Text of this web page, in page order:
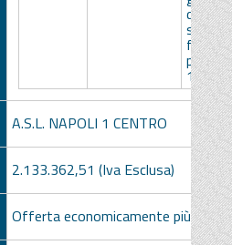
dati e
spesa
per
1
A.S.L. NAPOLI 1 CENTRO
2.133.362,51 (Iva Esclusa)
Offerta economicamente più